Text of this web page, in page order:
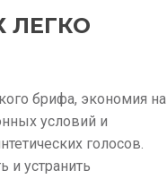
ЛЕГКО
брифа, экономия на
условий и
голосов.
и устранить